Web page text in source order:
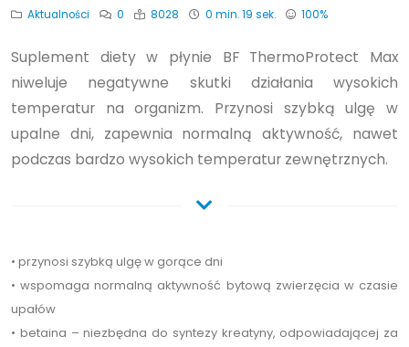
Aktualności 0 8028 0 min. 19 sek. 100%
Suplement diety w płynie BF ThermoProtect Max
niweluje negatywne skutki działania wysokich
temperatur na organizm. Przynosi szybką ulgę w
upalne dni, zapewnia normalną aktywność, nawet
podczas bardzo wysokich temperatur zewnętrznych.
• przynosi szybką ulgę w gorące dni
• wspomaga normalną aktywność bytową zwierzęcia w czasie
upałów
• betaina – niezbędna do syntezy kreatyny, odpowiadającej za